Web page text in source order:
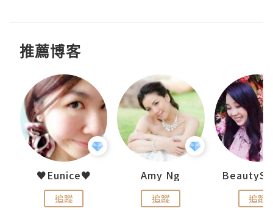
推薦博客
♥Eunice♥
追蹤
Amy Ng
追蹤 追蹤